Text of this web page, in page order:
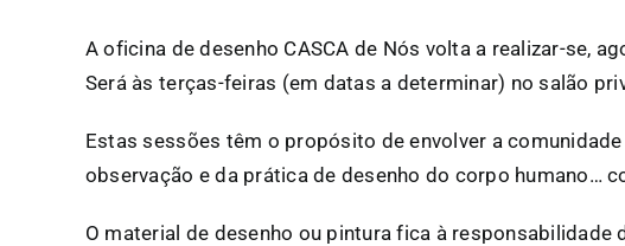
A oficina de desenho CASCA de Nós volta a realizar-se,
Será às terças-feiras (em datas a determinar) no salão
Estas sessões têm o propósito de envolver a
observação e da prática de desenho do corpo humano…
O material de desenho ou pintura fica à responsabilidade